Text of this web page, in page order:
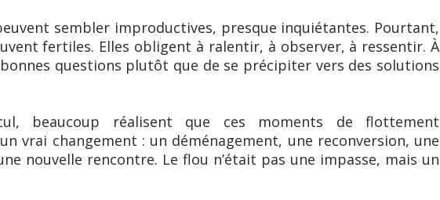
sembler improductives, presque inquiétantes. Pourtant,
fertiles. Elles obligent à ralentir, à observer, à ressentir. À
questions plutôt que de se précipiter vers des solutions
beaucoup réalisent que ces moments de flottement
vrai changement : un déménagement, une reconversion, une
nouvelle rencontre. Le flou n’était pas une impasse, mais un